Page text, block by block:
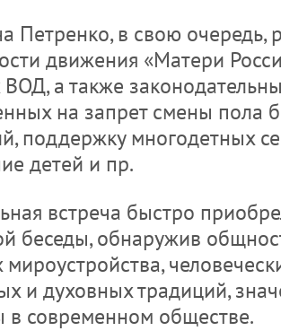
Петренко, в свою очередь,
движения «Матери
ВОД, а также
на запрет смены пола
поддержку многодетных
детей и пр.
встреча быстро
беседы, обнаружив
мироустройства,
и духовных традиций,
современном обществе.